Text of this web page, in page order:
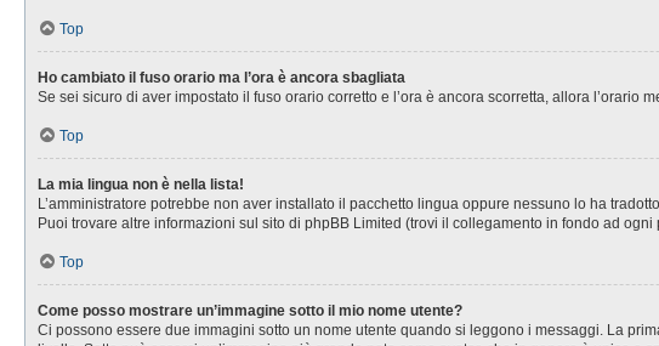
Top
Ho cambiato il fuso orario ma l’ora è ancora sbagliata
Se sei sicuro di aver impostato il fuso orario corretto e l’ora è ancora scorretta, allora
Top
La mia lingua non è nella lista!
L’amministratore potrebbe non aver installato il pacchetto lingua oppure nessuno lo ha
Puoi trovare altre informazioni sul sito di phpBB Limited (trovi il collegamento in fondo ad ogni
Top
Come posso mostrare un’immagine sotto il mio nome utente?
Ci possono essere due immagini sotto un nome utente quando si leggono i messaggi. La